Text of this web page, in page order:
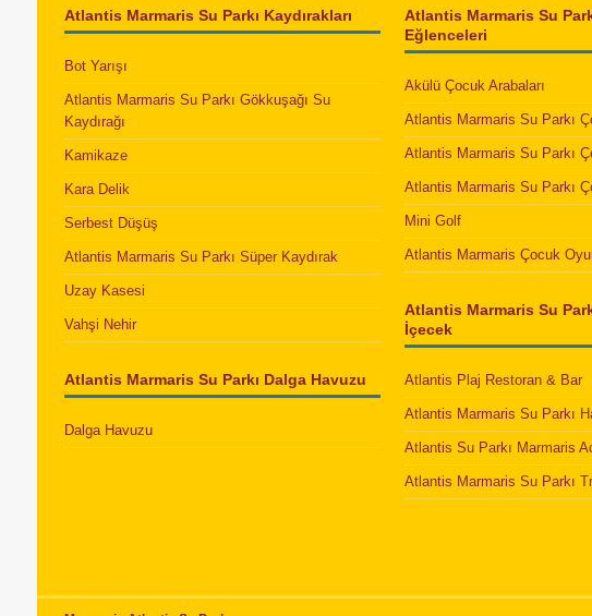
Atlantis Marmaris Su Parkı Kaydırakları
Bot Yarışı
Atlantis Marmaris Su Parkı Gökkuşağı Su
Kaydırağı
Kamikaze
Kara Delik
Serbest Düşüş
Atlantis Marmaris Su Parkı Süper Kaydırak
Uzay Kasesi
Vahşi Nehir
Atlantis Marmaris Su Parkı Dalga Havuzu
Dalga Havuzu
Atlantis Marmaris Su
Eğlenceleri
Akülü Çocuk Arabaları
Atlantis Marmaris Su Parkı
Atlantis Marmaris Su Parkı
Atlantis Marmaris Su Parkı
Mini Golf
Atlantis Marmaris Çocuk
Atlantis Marmaris Su
İçecek
Atlantis Plaj Restoran & Bar
Atlantis Marmaris Su Parkı
Atlantis Su Parkı Marmaris
Atlantis Marmaris Su Parkı